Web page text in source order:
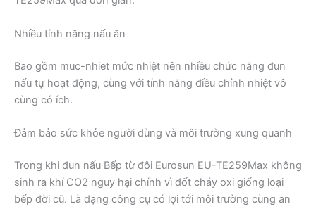
Nhiều tính năng nấu ăn
Bao gồm muc-nhiet mức nhiệt nên nhiều chức năng đun
nấu tự hoạt động, cùng với tính năng điều chỉnh nhiệt vô
cùng có ích.
Đảm bảo sức khỏe người dùng và môi trường xung quanh
Trong khi đun nấu Bếp từ đôi Eurosun EU-TE259Max không
sinh ra khí CO2 nguy hại chính vì đốt cháy oxi giống loại
bếp đời cũ. Là dạng công cụ có lợi tới môi trường cùng an